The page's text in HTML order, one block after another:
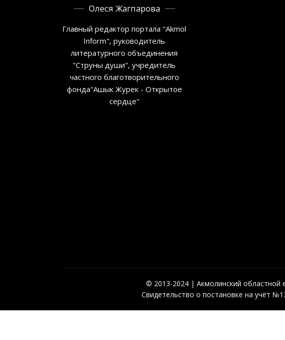
Олеся Жагпарова
Главный редактор портала "Akmol
Inform", руководитель
литературного объединения
"Струны души", учредитель
частного благотворительного
фонда"Ашык Журек - Открытое
сердце"
© 2013-2024 | Акмолинский областной
Свидетельство о постановке на учёт